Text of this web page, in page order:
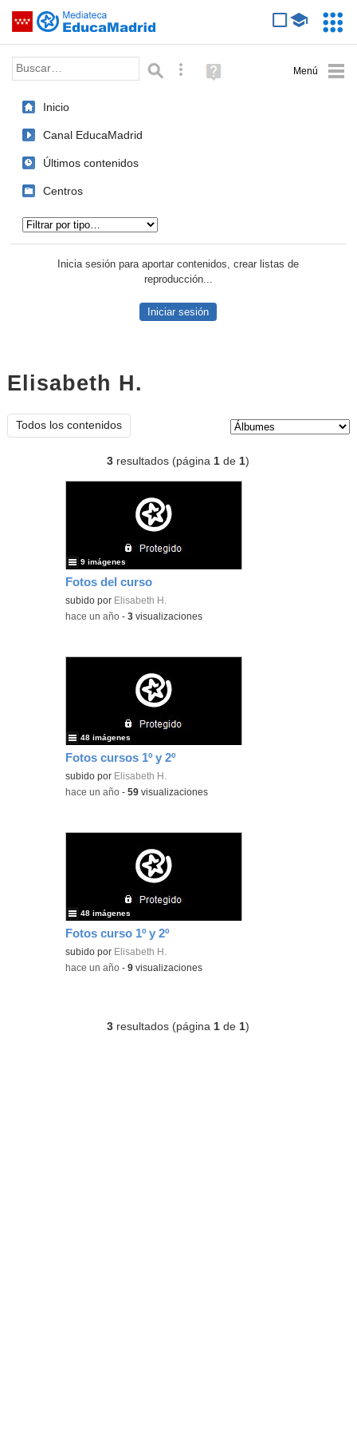
Saltar navegación
Palabra o frase: Búsqueda avanzada
Ayuda
(en
Inicio
Canal EducaMadrid
Últimos contenidos
Centros
Inicia sesión para aportar contenidos, crear listas de
reproducción...
Iniciar sesión
Elisabeth H.
Todos los contenidos
3 resultados (página1 de1)
Fotos del curso
subido por Elisabeth H.
9 imágenes
-hace un año -3 visualizaciones
Fotos cursos 1º y 2º
subido por Elisabeth H.
48 imágenes
-hace un año -59 visualizaciones
Fotos curso 1º y 2º
subido por Elisabeth H.
48 imágenes
-hace un año -9 visualizaciones
3 resultados (página 1 de 1)